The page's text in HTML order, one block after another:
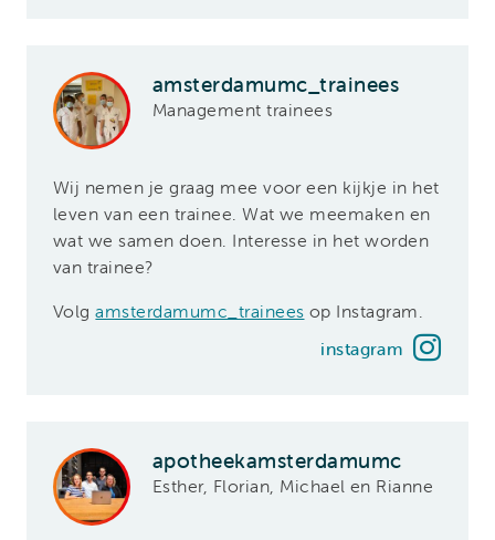
amsterdamumc_trainees
Management trainees
Wij nemen je graag mee voor een kijkje in het
leven van een trainee. Wat we meemaken en
wat we samen doen. Interesse in het worden
van trainee?
Volgamsterdamumc_trainees op Instagram.
instagram
apotheekamsterdamumc
Esther, Florian, Michael en Rianne